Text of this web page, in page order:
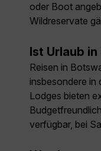
oder Boot
Wildreservate
Ist Urlaub
Reisen in
insbesondere in
Lodges bieten
verfügbar, bei